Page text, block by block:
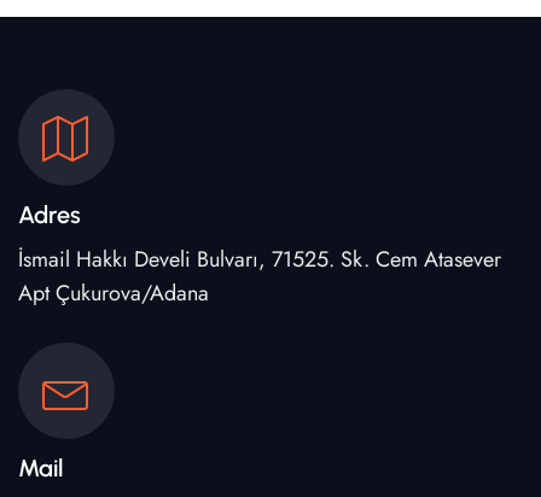
Adres
İsmail Hakkı Develi Bulvarı, 71525. Sk. Cem Atasever
Apt Çukurova/Adana
Mail